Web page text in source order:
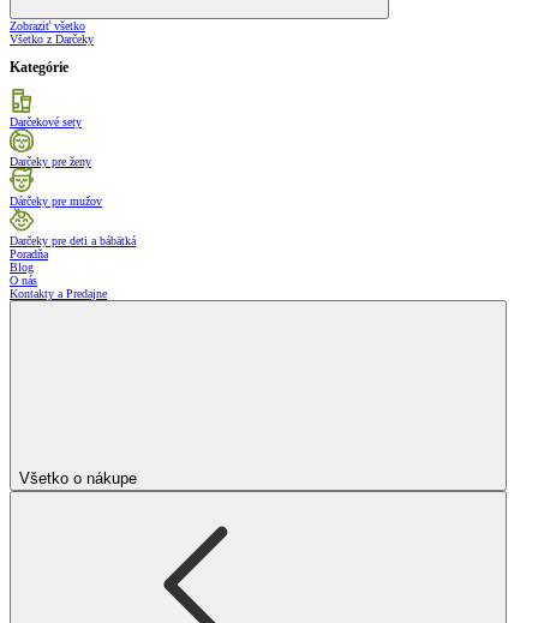
Zobraziť všetko
Všetko z Darčeky
Kategórie
Darčekové sety
Darčeky pre ženy
Dárčeky pre mužov
Darčeky pre deti a bábätká
Poradňa
Blog
O nás
Kontakty a Predajne
Všetko o nákupe